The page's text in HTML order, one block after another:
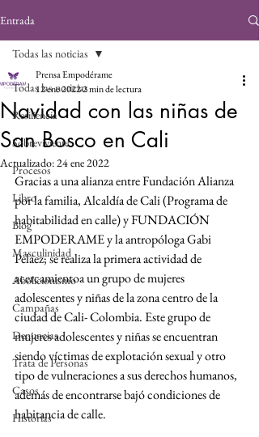
Entrada
Todas las noticias
Resiliencia
Sobreviviente
Procesos
Libro
Blog
Masculinidad
Abolicionismo
Campañas
Denuncias
Trata de Personas
Casos
Historias
Todas las noticias
Navidad con las niñas de
San Bosco en Cali
Prensa Empodérame
12 ene 20222 min de lectura
Actualizado:24 ene 2022
Gracias a una alianza entre Fundación Alianza
por la familia, Alcaldía de Cali (Programa de
habitabilidad en calle) y FUNDACIÓN
EMPODERAME y la antropóloga Gabi
Peláez; se realiza la primera actividad de
acercamientoa un grupo de mujeres
adolescentes y niñas de la zona centro de la
ciudad de Cali- Colombia. Este grupo de
mujeres adolescentes y niñas se encuentran
siendo víctimas de explotación sexual y otro
tipo de vulneraciones a sus derechos humanos,
además de encontrarse bajó condiciones de
habitancia de calle.